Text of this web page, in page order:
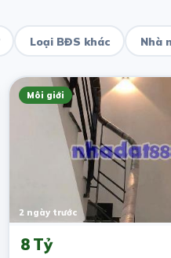
Loại BĐS khác Nhà
Môi giới
2 ngày trước
8 Tỷ